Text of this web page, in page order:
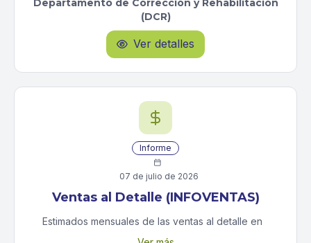
y sentenciada; femenina y jóvenes adultos (16 a 21
años).
Departamento de Corrección y Rehabilitación
(DCR)
 Ver detalles
Informe

07 de julio de 2026
Ventas al Detalle (INFOVENTAS)
Estimados mensuales de las ventas al detalle en